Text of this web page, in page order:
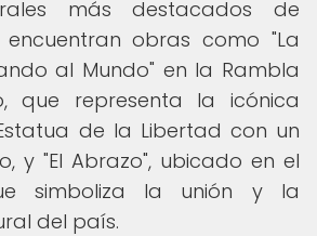
más destacados de
encuentran obras como "La
al Mundo" en la Rambla
que representa la icónica
de la Libertad con un
y "El Abrazo", ubicado en el
simboliza la unión y la
del país.